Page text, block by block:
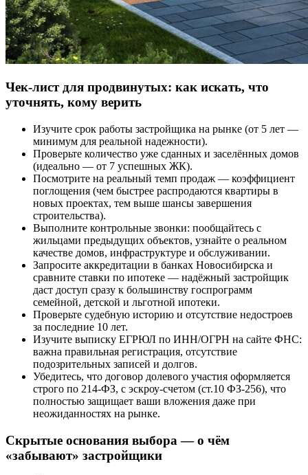
Чек-лист для продвинутых: как искать, что
уточнять, кому верить
Изучите срок работы застройщика на рынке (от 5 лет —
минимум для реальной надежности).
Проверьте количество уже сданных и заселённых домов
(идеально — от 7 успешных ЖК).
Посмотрите на реальный темп продаж — коэффициент
поглощения (чем быстрее распродаются квартиры в
новых проектах, тем выше шансы завершения
строительства).
Выполните контрольные звонки: пообщайтесь с
жильцами предыдущих объектов, узнайте о реальном
качестве домов, инфраструктуре и обслуживании.
Запросите аккредитации в банках Новосибирска и
сравните ставки по ипотеке — надёжный застройщик
даст доступ сразу к большинству госпрограмм
семейной, детской и льготной ипотеки.
Проверьте судебную историю и отсутствие недостроев
за последние 10 лет.
Изучите выписку ЕГРЮЛ по ИНН/ОГРН на сайте ФНС:
важна правильная регистрация, отсутствие
подозрительных записей и долгов.
Убедитесь, что договор долевого участия оформляется
строго по 214-ФЗ, с эскроу-счетом (ст.10 ФЗ-256), что
полностью защищает ваши вложения даже при
неожиданностях на рынке.
Скрытые основания выбора — о чём
«забывают» застройщики